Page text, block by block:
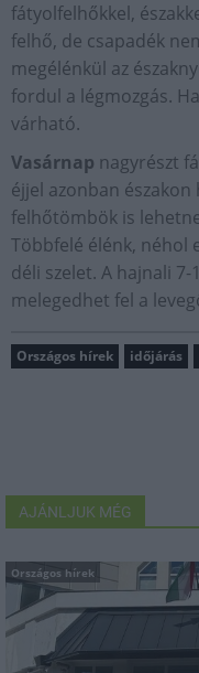
fátyolfelhőkkel,
felhő, de csapadék
megélénkül az
fordul a légmozgás.
várható.
Vasárnap nagyrészt
éjjel azonban
felhőtömbök is
Többfelé élénk, néhol
déli szelet. A hajnali
melegedhet fel a
Országos hírek időjárás
AJÁNLJUK MÉG
Országos hírek